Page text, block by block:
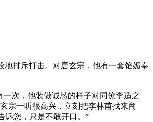
排斥打击。对唐玄宗，他有一套馅媚奉
次，他装做诚恳的样子对同僚李适之
宗一听很高兴，立刻把李林甫找来商
诉您，只是不敢开口。”